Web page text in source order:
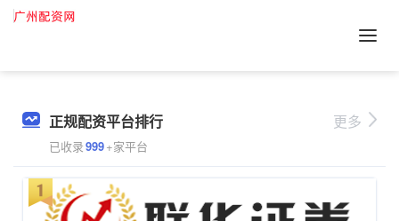
正规配资平台排行
已收录999+家平台
更多